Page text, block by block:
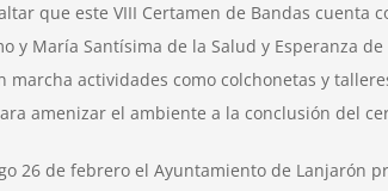
que este VIII Certamen de Bandas cuenta
y María Santísima de la Salud y Esperanza
marcha actividades como colchonetas y
amenizar el ambiente a la conclusión del
26 de febrero el Ayuntamiento de Lanjarón